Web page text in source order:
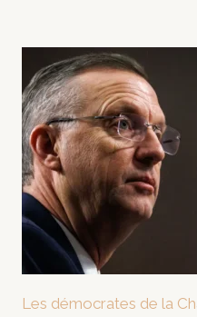
Les démocrates de la